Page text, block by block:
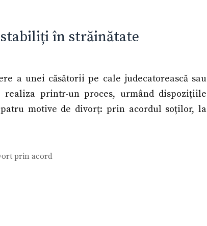
în străinătate
a unei căsătorii pe cale judecatorească sau
realiza printr-un proces, urmând dispozițiile
motive de divorț: prin acordul soților, la
prin acord